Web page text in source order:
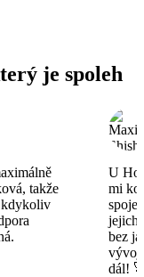
je spoleh
takže
kdykoliv
U
mi
jejich
bez
dál!